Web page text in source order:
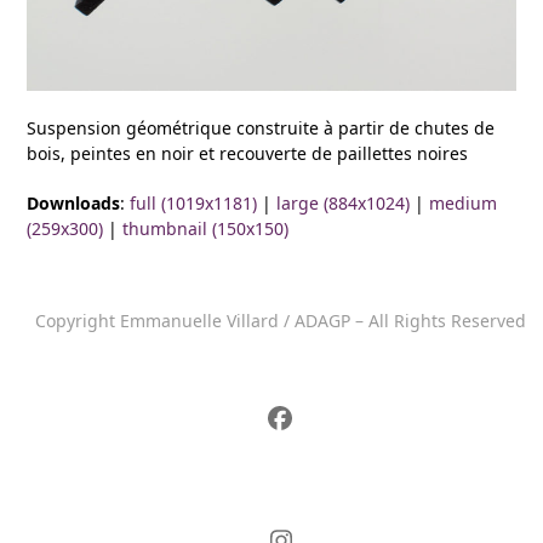
Suspension géométrique construite à partir de chutes de
bois, peintes en noir et recouverte de paillettes noires
Downloads:full (1019x1181) | large (884x1024) | medium
(259x300) |thumbnail (150x150)
Copyright Emmanuelle Villard / ADAGP – All Rights Reserved